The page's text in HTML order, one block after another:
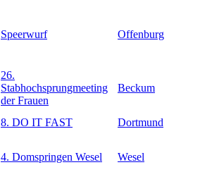
Speerwurf Offenburg
26.
Stabhochsprungmeeting
der Frauen
Beckum
8. DO IT FAST Dortmund
4. Domspringen Wesel Wesel